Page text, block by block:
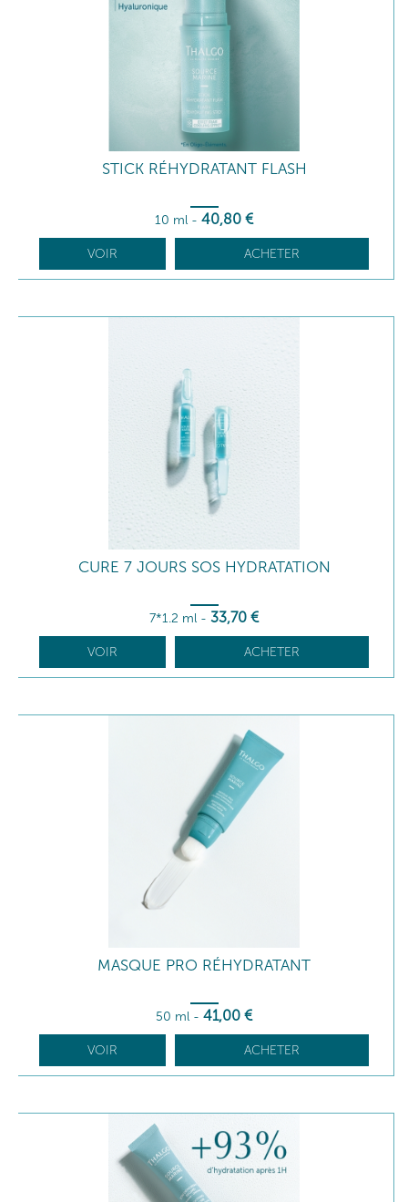
STICK RÉHYDRATANT FLASH
10 ml - 40,80 €
VOIR ACHETER
CURE 7 JOURS SOS HYDRATATION
7*1.2 ml - 33,70 €
VOIR ACHETER
MASQUE PRO RÉHYDRATANT
50 ml - 41,00 €
VOIR ACHETER